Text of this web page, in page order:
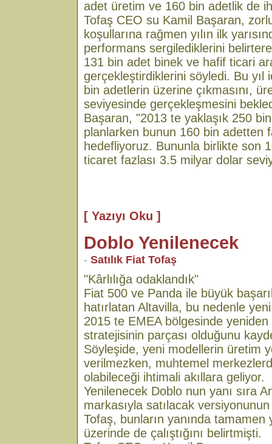
adet üretim ve 160 bin adetlik de
Tofaş CEO su Kamil Başaran,
koşullarına rağmen yılın ilk
performans sergilediklerini
131 bin adet binek ve hafif ticari
gerçekleştirdiklerini söyledi. Bu yıl
bin adetlerin üzerine çıkmasını,
seviyesinde gerçekleşmesini
Başaran, "2013 te yaklaşık 250
planlarken bunun 160 bin adetten
hedefliyoruz. Bununla birlikte son
ticaret fazlası 3.5 milyar dolar
[ Yazıyı Oku ]
Doblo Yenilenecek
- Satılık Fiat Tofaş
"Kârlılığa odaklandık"
Fiat 500 ve Panda ile büyük
hatırlatan Altavilla, bu nedenle
2015 te EMEA bölgesinde
stratejisinin parçası olduğunu
Söyleşide, yeni modellerin üretim
verilmezken, muhtemel
olabileceği ihtimali akıllara geliyor.
Yenilenecek Doblo nun yanı sıra
markasıyla satılacak
Tofaş, bunların yanında tamamen
üzerinde de çalıştığını belirtmişti.